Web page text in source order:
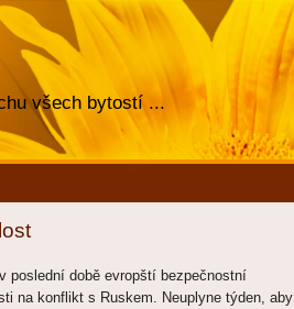
všech bytostí ...
poslední době evropští bezpečnostní
na konflikt s Ruskem. Neuplyne týden, aby